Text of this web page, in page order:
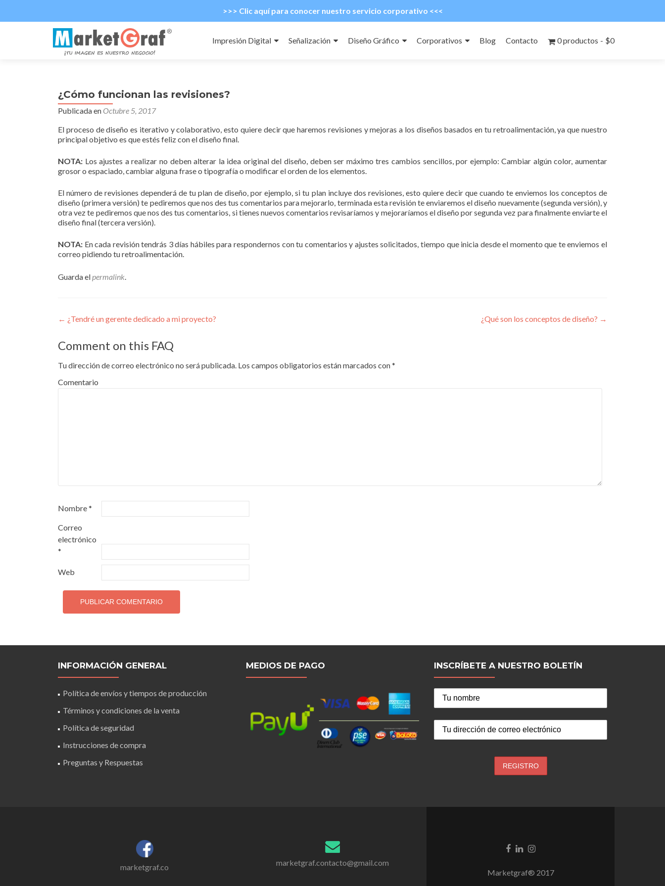
>>> Clic aquí para conocer nuestro servicio corporativo <<<
al
Impresión Digital Señalización Diseño Gráfico Corporativos Blog Contacto 0 productos $0
¿Cómo funcionan las revisiones?
Publicada en Octubre 5, 2017
El proceso de diseño es iterativo y colaborativo, esto quiere decir que haremos revisiones y mejoras a los diseños basados en tu retroalimentación, ya que nuestro
principal objetivo es que estés feliz con el diseño final.
NOTA: Los ajustes a realizar no deben alterar la idea original del diseño, deben ser máximo tres cambios sencillos, por ejemplo: Cambiar algún color, aumentar
grosor o espaciado, cambiar alguna frase o tipografía o modificar el orden de los elementos.
El número de revisiones dependerá de tu plan de diseño, por ejemplo, si tu plan incluye dos revisiones, esto quiere decir que cuando te enviemos los conceptos de
diseño (primera versión) te pediremos que nos des tus comentarios para mejorarlo, terminada esta revisión te enviaremos el diseño nuevamente (segunda versión), y
otra vez te pediremos que nos des tus comentarios, si tienes nuevos comentarios revisaríamos y mejoraríamos el diseño por segunda vez para finalmente enviarte el
diseño final (tercera versión).
NOTA: En cada revisión tendrás 3 días hábiles para respondernos con tu comentarios y ajustes solicitados, tiempo que inicia desde el momento que te enviemos el
correo pidiendo tu retroalimentación.
Guarda elpermalink.
Navegación
de
← ¿Tendré un gerente dedicado a mi proyecto? ¿Qué son los conceptos de diseño? →
Comment on this FAQ
Tu dirección de correo electrónico no será publicada. Los campos obligatorios están marcados con*
Comentario
Nombre*
Correo
electrónico
*
Web
INFORMACIÓN GENERAL
Política de envíos y tiempos de producción
Términos y condiciones de la venta
Política de seguridad
Instrucciones de compra
Preguntas y Respuestas
MEDIOS DE PAGO INSCRÍBETE A NUESTRO BOLETÍN
marketgraf.co marketgraf.contacto@gmail.com
Go Go Go
Marketgraf® 2017